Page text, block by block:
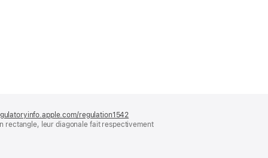
regulation1542
dans
rectangle, leur diagonale fait respectivement